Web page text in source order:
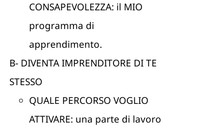
CONSAPEVOLEZZA: il MIO
programma di
apprendimento.
B- DIVENTA IMPRENDITORE DI TE
STESSO
QUALE PERCORSO VOGLIO
ATTIVARE: una parte di lavoro